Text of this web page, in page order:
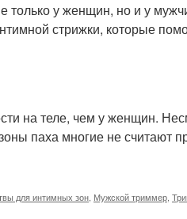
только у женщин, но и у
стрижки, которые
на теле, чем у женщин.
паха многие не считают
для интимных зон Мужской триммер